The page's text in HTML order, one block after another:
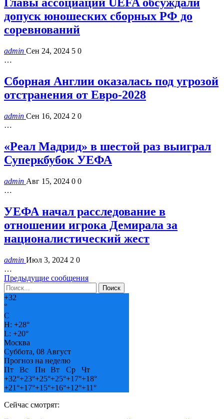
Главы ассоциаций UEFA обсуждали
допуск юношеских сборных РФ до
соревнований
admin Сен 24, 2024 5 0
…
Сборная Англии оказалась под угрозой
отстранения от Евро-2028
admin Сен 16, 2024 2 0
…
«Реал Мадрид» в шестой раз выиграл
Суперкбубок УЕФА
admin Авг 15, 2024 0 0
…
УЕФА начал расследование в
отношении игрока Демирала за
националистический жест
admin Июл 3, 2024 2 0
…
Предыдущие сообщения
+32
°
C
H: +28°
L: +20°
Москва
Суббота, 08 Август
Прогноз на неделю
Пт
Вс Пн Вт Ср
Чт
+32°+23°+25°+25°+17°+18°
+21°+17°+15°+16°+12°+11°
Сейчас смотрят: